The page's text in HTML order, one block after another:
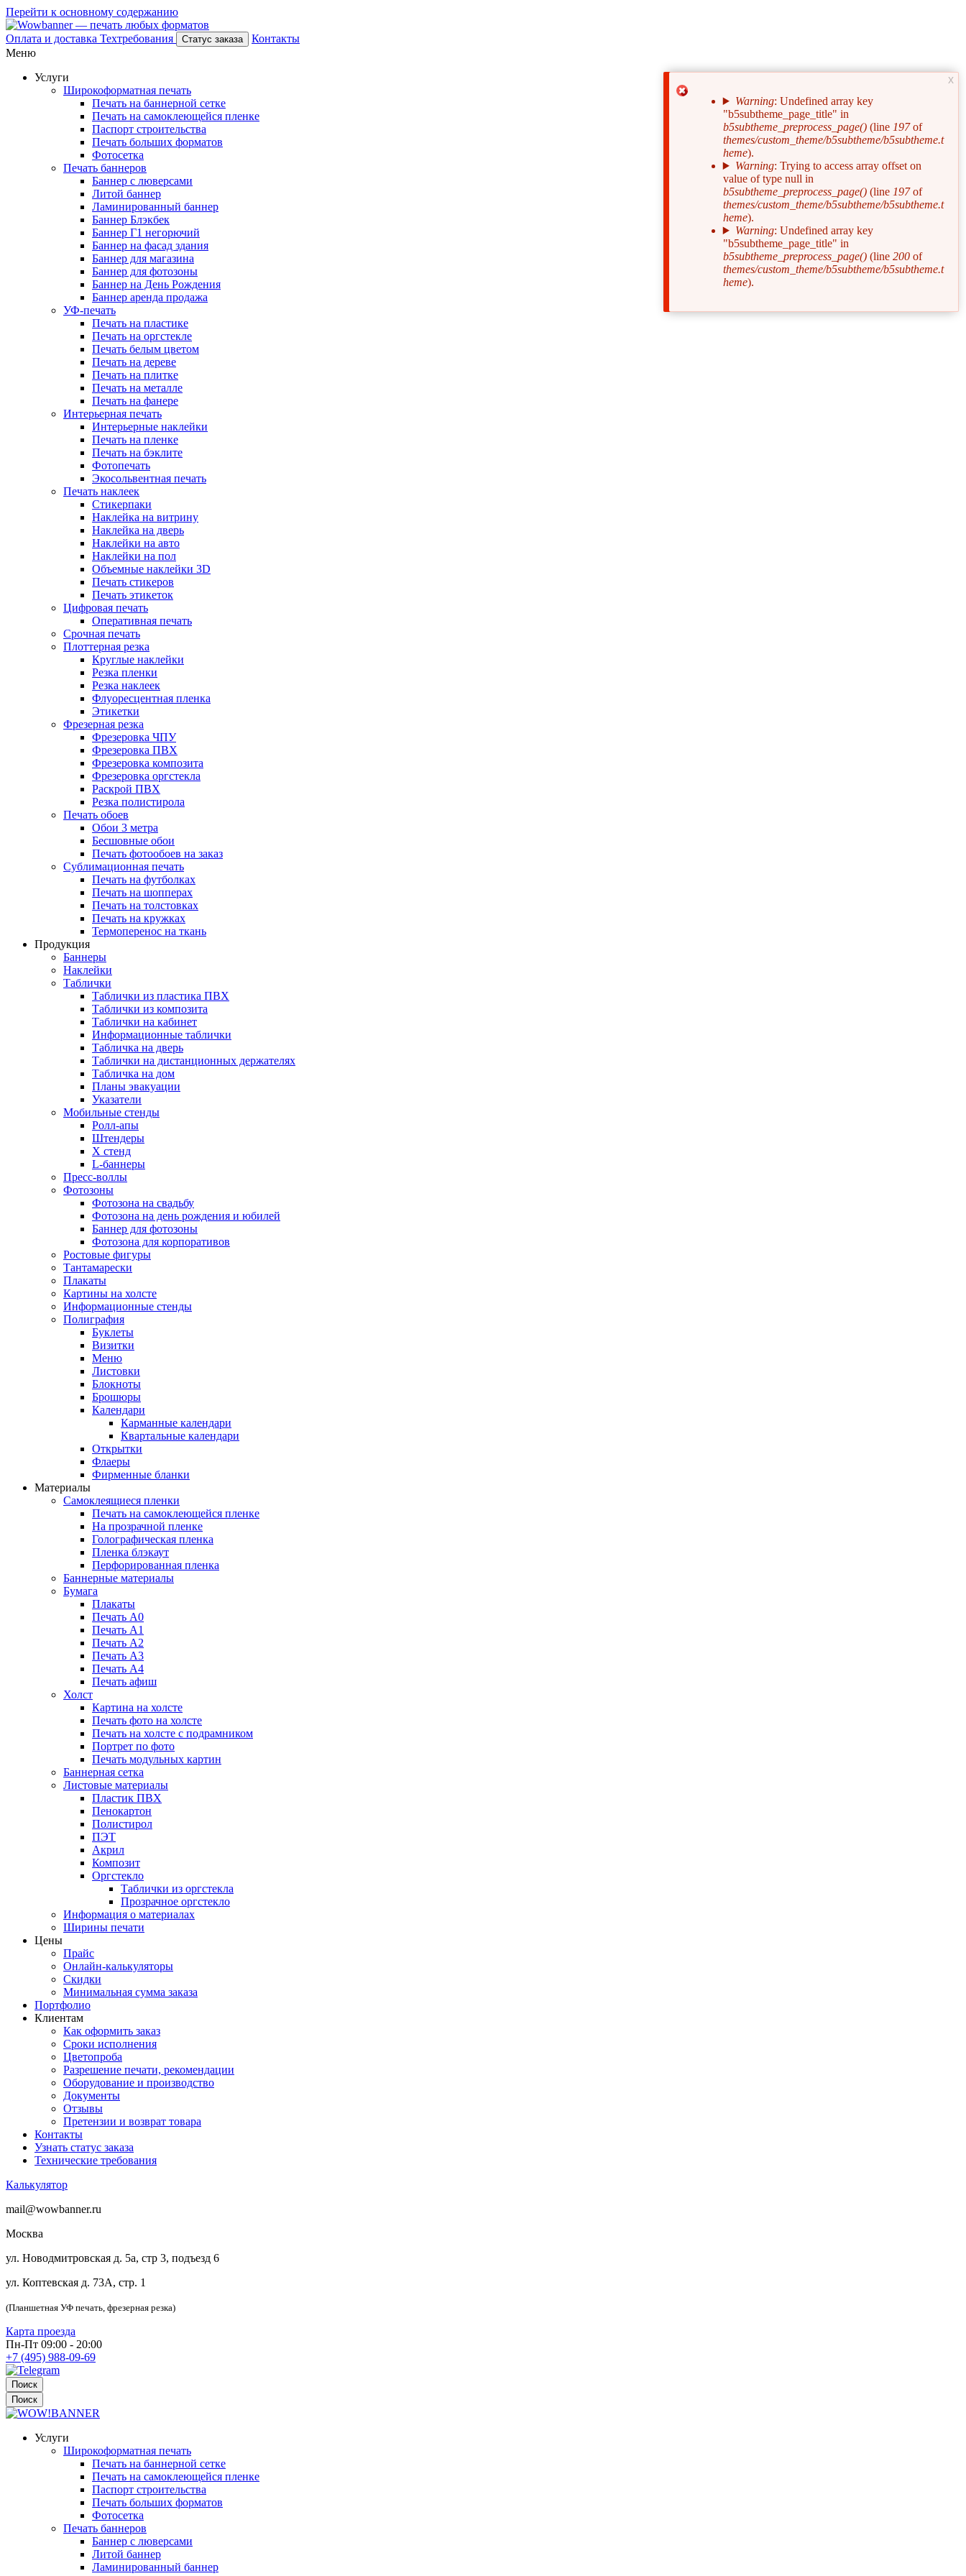
Перейти к основному содержанию
Оплата и доставка Техтребования Статус заказа
Контакты
Меню
Услуги
Широкоформатная печать
Печать на баннерной сетке
Печать на самоклеющейся пленке
Паспорт строительства
Печать больших форматов
Фотосетка
Печать баннеров
Баннер с люверсами
Литой баннер
Ламинированный баннер
Баннер Блэкбек
Баннер Г1 негорючий
Баннер на фасад здания
Баннер для магазина
Баннер для фотозоны
Баннер на День Рождения
Баннер аренда продажа
УФ-печать
Печать на пластике
Печать на оргстекле
Печать белым цветом
Печать на дереве
Печать на плитке
Печать на металле
Печать на фанере
Интерьерная печать
Интерьерные наклейки
Печать на пленке
Печать на бэклите
Фотопечать
Экосольвентная печать
Печать наклеек
Стикерпаки
Наклейка на витрину
Наклейка на дверь
Наклейки на авто
Наклейки на пол
Объемные наклейки 3D
Печать стикеров
Печать этикеток
Цифровая печать
Оперативная печать
Срочная печать
Плоттерная резка
Круглые наклейки
Резка пленки
Резка наклеек
Флуоресцентная пленка
Этикетки
Фрезерная резка
Фрезеровка ЧПУ
Фрезеровка ПВХ
Фрезеровка композита
Фрезеровка оргстекла
Раскрой ПВХ
Резка полистирола
Печать обоев
Обои 3 метра
Бесшовные обои
Печать фотообоев на заказ
Сублимационная печать
Печать на футболках
Печать на шопперах
Печать на толстовках
Печать на кружках
Термоперенос на ткань
Продукция
Баннеры
Наклейки
Таблички
Таблички из пластика ПВХ
Таблички из композита
Таблички на кабинет
Информационные таблички
Табличка на дверь
Таблички на дистанционных держателях
Табличка на дом
Планы эвакуации
Указатели
Мобильные стенды
Ролл-апы
Штендеры
Х стенд
L-баннеры
Пресс-воллы
Фотозоны
Фотозона на свадьбу
Фотозона на день рождения и юбилей
Баннер для фотозоны
Фотозона для корпоративов
Ростовые фигуры
Тантамарески
Плакаты
Картины на холсте
Информационные стенды
Полиграфия
Буклеты
Визитки
Меню
Листовки
Блокноты
Брошюры
Календари
Карманные календари
Квартальные календари
Открытки
Флаеры
Фирменные бланки
Материалы
Самоклеящиеся пленки
Печать на самоклеющейся пленке
На прозрачной пленке
Голографическая пленка
Пленка блэкаут
Перфорированная пленка
Баннерные материалы
Бумага
Плакаты
Печать А0
Печать А1
Печать А2
Печать А3
Печать А4
Печать афиш
Холст
Картина на холсте
Печать фото на холсте
Печать на холсте с подрамником
Портрет по фото
Печать модульных картин
Баннерная сетка
Листовые материалы
Пластик ПВХ
Пенокартон
Полистирол
ПЭТ
Акрил
Композит
Оргстекло
Таблички из оргстекла
Прозрачное оргстекло
Информация о материалах
Ширины печати
Цены
Прайс
Онлайн-калькуляторы
Скидки
Минимальная сумма заказа
Портфолио
Клиентам
Как оформить заказ
Сроки исполнения
Цветопроба
Разрешение печати, рекомендации
Оборудование и производство
Документы
Отзывы
Претензии и возврат товара
Контакты
Узнать статус заказа
Технические требования
Калькулятор
mail@wowbanner.ru
Москва
ул. Новодмитровская д. 5а, стр 3, подъезд 6
ул. Коптевская д. 73А, стр. 1
(Планшетная УФ печать, фрезерная резка)
Карта проезда
Пн-Пт 09:00 - 20:00
+7 (495) 988-09-69
Поиск
Поиск
Услуги
Широкоформатная печать
Печать на баннерной сетке
Печать на самоклеющейся пленке
Паспорт строительства
Печать больших форматов
Фотосетка
Печать баннеров
Баннер с люверсами
Литой баннер
Ламинированный баннер
Сообщение
ошибке
Warning: Undefined array key
"b5subtheme_page_title" in
b5subtheme_preprocess_page()(line 197of
themes/custom_theme/b5subtheme/b5subtheme.t
heme).
Warning: Trying to access array offset on
value of type null in
b5subtheme_preprocess_page()(line 197of
themes/custom_theme/b5subtheme/b5subtheme.t
heme).
Warning: Undefined array key
"b5subtheme_page_title" in
b5subtheme_preprocess_page()(line 200of
themes/custom_theme/b5subtheme/b5subtheme.t
heme).
x